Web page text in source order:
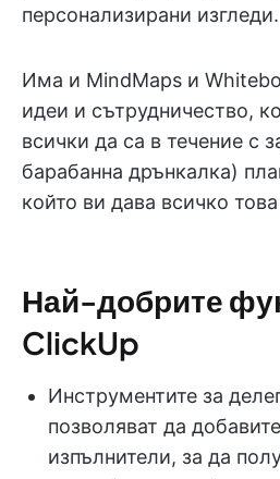
персонализирани изгледи.
Има и MindMaps и
идеи и сътрудничество,
всички да са в течение с
барабанна дрънкалка)
който ви дава всичко
Най-добрите
ClickUp
Инструментите за
позволяват да
изпълнители, за да